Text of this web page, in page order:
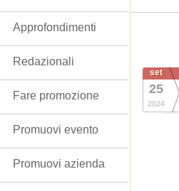
set
25
2024
Approfondimenti
Redazionali
Fare promozione
Promuovi evento
Promuovi azienda